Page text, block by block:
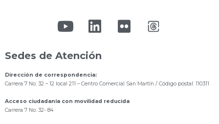
Sedes de Atención
Dirección de correspondencia:
Carrera 7 No. 32 – 12 local 211 – Centro Comercial San Martín / Código postal: 110311
Acceso ciudadanía con movilidad reducida
Carrera 7 No. 32- 84